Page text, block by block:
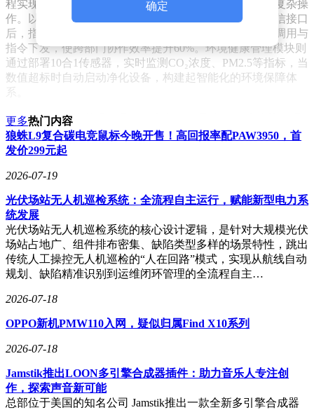
程实现视频信号切换、大屏布局调整、灯光空调联动等复杂操
作。以珠海洪湾渔港指挥中心为例，系统集成多部门通信接口
后，指挥人员仅需点击预设按钮，即可完成跨平台数据调用与
指令下发，使跨部门协作效率提升60%。环境健康管理模块则
通过部署10合1传感器，实时监测CO₂浓度、PM2.5等指标，当
数值超标时自动启动净化设备，构建起智能化的环境保障体
分布式协作能力的升级是另一大亮点。通过KVM坐席协作系
统，操作员可实现鼠标跨屏漫游，任意工作站信息均可快速投
送至指挥大屏。配合AI语音交互功能，指挥人员通过自然语
电力绿色算力调度中心，该技术使巡检流程从人工逐台检查转
变为系统自动巡检，配合可视化运维平台，设备故障定位时间
缩短至分钟级。
在安全防护体系构建上，方案采用端到端加密技术，对音视频
流、调度指令等敏感数据实施动态加密传输。结合设备指纹识
别、行为审计日志等功能，形成覆盖数据采集、传输、存储全
流程的安全屏障。璧山供电服务中心应用实践显示，系统上线
耗降低18%。
技术实力的积累为方案落地提供坚实保障。泰思物联持有20余
项物联网核心专利，其物模型操作系统通过CNAS认证，部分
服务中心，配备专业工程师团队提供48小时响应服务，定期开
展设备巡检与系统健康度评估，确保客户系统始终处于最佳运
行状态。
确定
更多热门内容
狼蛛L9复合碳电竞鼠标今晚开售！高回报率配PAW3950，首
发价299元起
2026-07-19
光伏场站无人机巡检系统：全流程自主运行，赋能新型电力系
统发展
光伏场站无人机巡检系统的核心设计逻辑，是针对大规模光伏
场站占地广、组件排布密集、缺陷类型多样的场景特性，跳出
传统人工操控无人机巡检的“人在回路”模式，实现从航线自动
规划、缺陷精准识别到运维闭环管理的全流程自主…
2026-07-18
OPPO新机PMW110入网，疑似归属Find X10系列
2026-07-18
Jamstik推出LOON多引擎合成器插件：助力音乐人专注创
作，探索声音新可能
总部位于美国的知名公司 Jamstik推出一款全新多引擎合成器